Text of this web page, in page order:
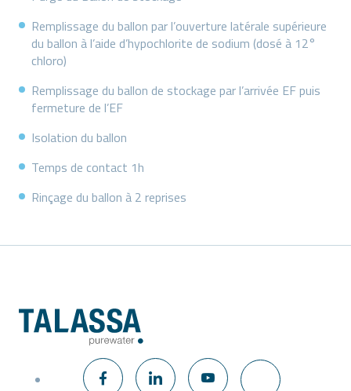
Remplissage du ballon par l’ouverture latérale supérieure
du ballon à l’aide d’hypochlorite de sodium (dosé à 12°
chloro)
Remplissage du ballon de stockage par l’arrivée EF puis
fermeture de l’EF
Isolation du ballon
Temps de contact 1h
Rinçage du ballon à 2 reprises